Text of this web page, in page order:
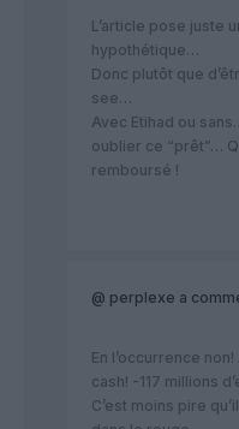
L’article pose juste
hypothétique…
Donc plutôt que
see…
Avec Etihad ou
oublier ce “prêt”…
remboursé !
@ perplexe a
En l’occurrence
cash! -117 millions
C’est moins pire